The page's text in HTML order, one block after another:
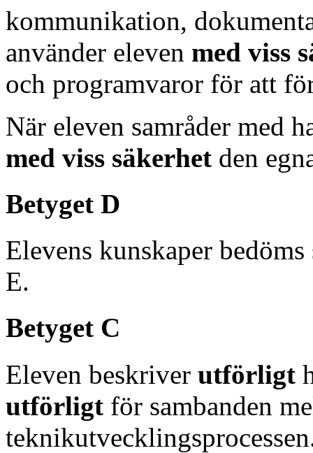
kommunikation,
använder eleven med viss
och programvaror för att
När eleven samråder med
med viss säkerhet den
Betyget D
Elevens kunskaper
E.
Betyget C
Eleven beskriver utförligt
utförligt för sambanden